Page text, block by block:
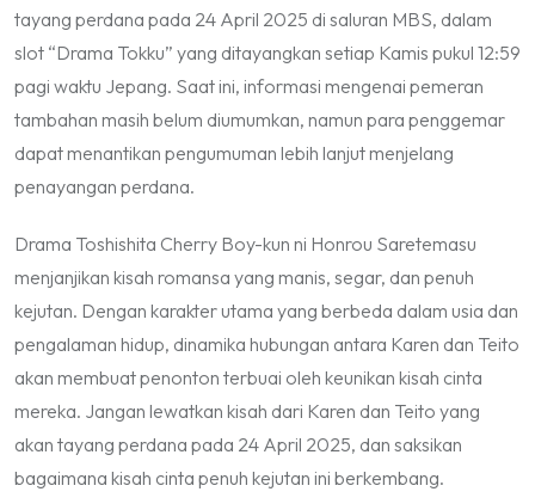
tayang perdana pada 24 April 2025 di saluran MBS, dalam
slot “Drama Tokku” yang ditayangkan setiap Kamis pukul 12:59
pagi waktu Jepang. Saat ini, informasi mengenai pemeran
tambahan masih belum diumumkan, namun para penggemar
dapat menantikan pengumuman lebih lanjut menjelang
penayangan perdana.
Drama Toshishita Cherry Boy-kun ni Honrou Saretemasu
menjanjikan kisah romansa yang manis, segar, dan penuh
kejutan. Dengan karakter utama yang berbeda dalam usia dan
pengalaman hidup, dinamika hubungan antara Karen dan Teito
akan membuat penonton terbuai oleh keunikan kisah cinta
mereka. Jangan lewatkan kisah dari Karen dan Teito yang
akan tayang perdana pada 24 April 2025, dan saksikan
bagaimana kisah cinta penuh kejutan ini berkembang.